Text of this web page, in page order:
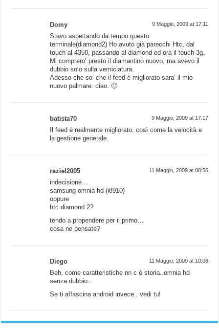
Domy 9 Maggio, 2009 at 17:11
Stavo aspettando da tempo questo
terminale(diamond2) Ho avuto già parecchi Htc, dal
touch al 4350, passando al diamond ed ora il touch 3g.
Mi comprero’ presto il diamantino nuovo, ma avevo il
dubbio solo sulla verniciatura.
Adesso che so’ che il feed è migliorato sara’ il mio
nuovo palmare. ciao. 🙂
batista70 9 Maggio, 2009 at 17:17
Il feed è realmente migliorato, così come la velocità e
la gestione generale.
raziel2005 11 Maggio, 2009 at 08:56
indecisione…
samsung omnia hd (i8910)
oppure
htc diamond 2?
tendo a propendere per il primo…
cosa ne pensate?
Diego 11 Maggio, 2009 at 10:06
Beh, come caratteristiche nn c è storia..omnia hd
senza dubbio..
Se ti affascina android invece.. vedi tu!